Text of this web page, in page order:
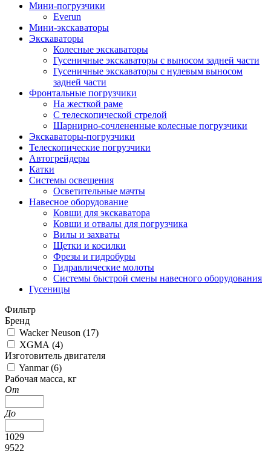
Мини-погрузчики
Everun
Мини-экскаваторы
Экскаваторы
Колесные экскаваторы
Гусеничные экскаваторы с выносом задней части
Гусеничные экскаваторы с нулевым выносом
задней части
Фронтальные погрузчики
На жесткой раме
С телескопической стрелой
Шарнирно-сочлененные колесные погрузчики
Экскаваторы-погрузчики
Телескопические погрузчики
Автогрейдеры
Катки
Системы освещения
Осветительные мачты
Навесное оборудование
Ковши для экскаватора
Ковши и отвалы для погрузчика
Вилы и захваты
Щетки и косилки
Фрезы и гидробуры
Гидравлические молоты
Системы быстрой смены навесного оборудования
Гусеницы
Фильтр
Бренд
Wacker Neuson (17)
XGMA (4)
Изготовитель двигателя
Yanmar (6)
Рабочая масса, кг
От
До
1029
9522